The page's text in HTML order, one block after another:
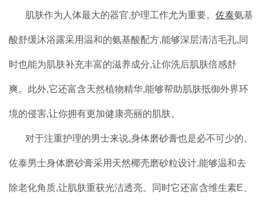
肌肤作为人体最大的器官,护理工作尤为重要。 佐泰氨基
酸舒缓沐浴露采用温和的氨基酸配方,能够深层清洁毛孔,同
时也能为肌肤补充丰富的滋养成分,让你洗后肌肤倍感舒
爽。此外,它还富含天然植物精华,能够帮助肌肤抵御外界环
境的侵害,让你拥有更加健康亮丽的肌肤。
对于注重护理的男士来说,身体磨砂膏也是必不可少的。
佐泰男士身体磨砂膏采用天然椰壳磨砂粒设计,能够温和去
除老化角质,让肌肤重获光洁透亮。同时它还富含维生素E、